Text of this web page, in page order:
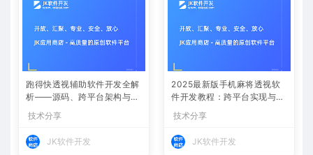
跑得快透视辅助软件开发全解
析——源码、跨平台架构与控
牌算法
技术分享
JK软件开发
2025最新版手机麻将透视软
件开发教程：跨平台实现与安
全防封方案
技术分享
JK软件开发